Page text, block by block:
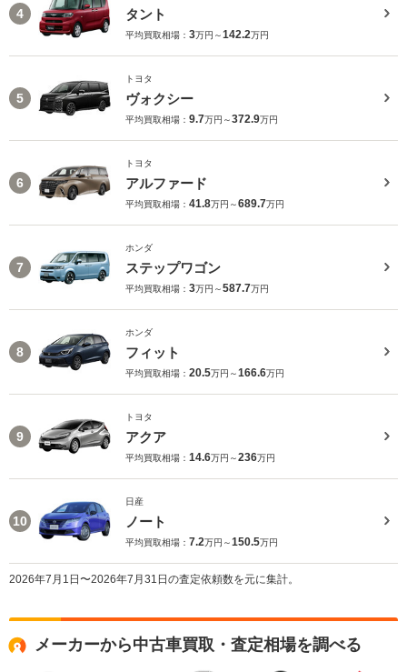
4 タント
平均買取相場： 3万円～142.2万円
5
トヨタ
ヴォクシー
平均買取相場： 9.7万円～372.9万円
6
トヨタ
アルファード
平均買取相場： 41.8万円～689.7万円
7
ホンダ
ステップワゴン
平均買取相場： 3万円～587.7万円
8
ホンダ
フィット
平均買取相場： 20.5万円～166.6万円
9
トヨタ
アクア
平均買取相場： 14.6万円～236万円
10
日産
ノート
平均買取相場： 7.2万円～150.5万円
2026年7月1日〜2026年7月31日の査定依頼数を元に集計。
メーカーから中古車買取・査定相場を調べる